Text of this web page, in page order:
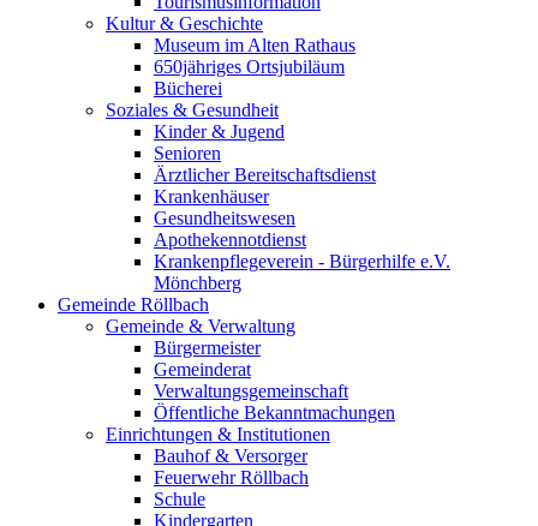
Kultur & Geschichte
Museum im Alten Rathaus
650jähriges Ortsjubiläum
Bücherei
Soziales & Gesundheit
Kinder & Jugend
Senioren
Ärztlicher Bereitschaftsdienst
Krankenhäuser
Gesundheitswesen
Apothekennotdienst
Krankenpflegeverein - Bürgerhilfe e.V.
Mönchberg
Gemeinde Röllbach
Gemeinde & Verwaltung
Bürgermeister
Gemeinderat
Verwaltungsgemeinschaft
Öffentliche Bekanntmachungen
Einrichtungen & Institutionen
Bauhof & Versorger
Feuerwehr Röllbach
Schule
Kindergarten